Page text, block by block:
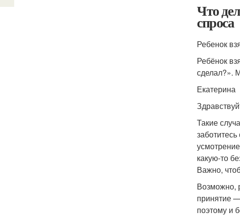
Что
спроса
Ребенок
Ребёнок
сделал?».
Екатерина
Такие
какую-то
Важно,
Возможно,
принятие
поэтому и